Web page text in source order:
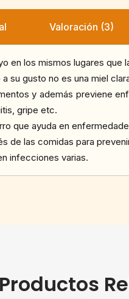
Valoración (3)
en los mismos lugares que
su gusto no es una miel
y además previene
gripe etc.
que ayuda en
de las comidas para
infecciones varias.
Productos